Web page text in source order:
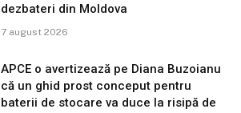
dezbateri din Moldova
7 august 2026
APCE o avertizează pe Diana Buzoianu
că un ghid prost conceput pentru
baterii de stocare va duce la risipă de